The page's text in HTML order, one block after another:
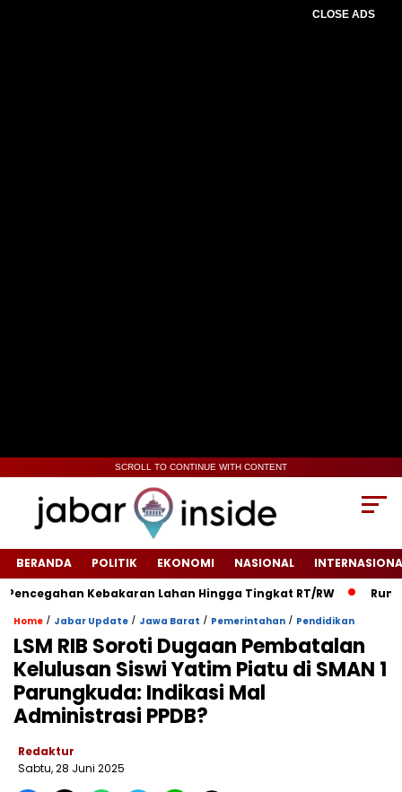
CLOSE ADS
SCROLL TO CONTINUE WITH CONTENT
BERANDA POLITIK EKONOMI NASIONAL
Kebakaran Lahan Hingga Tingkat RT/RW‎
‎Rumah
Home / Jabar Update / Jawa Barat / Pemerintahan / Pendidikan
LSM RIB Soroti Dugaan Pembatalan
Kelulusan Siswi Yatim Piatu di SMAN 1
Parungkuda: Indikasi Mal
Administrasi PPDB?
Redaktur
Sabtu, 28 Juni 2025